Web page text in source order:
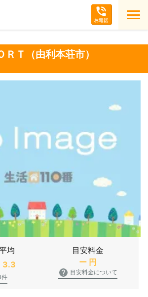
ＲＴ（由利本荘市）
均
3.3
件
目安料金
ー 円
目安料金について